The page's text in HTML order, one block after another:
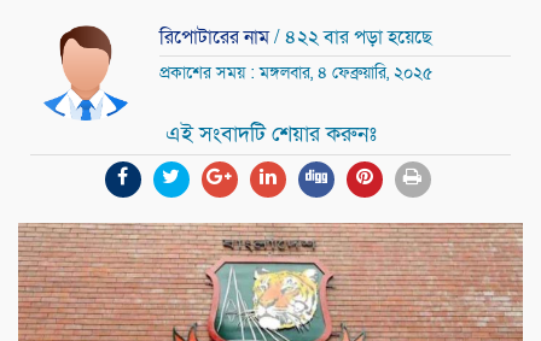
রিপোটারের নাম/ ৪২২ বার পড়া হয়েছে
প্রকাশের সময় : মঙ্গলবার, ৪ ফেব্রুয়ারি, ২০২৫
এই সংবাদটি শেয়ার করুনঃ